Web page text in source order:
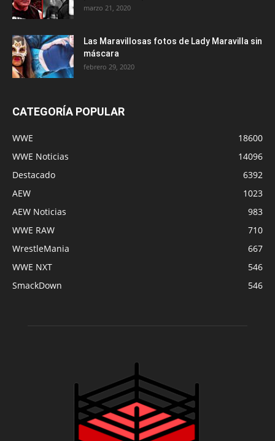
marzo 21, 2020
Las Maravillosas fotos de Lady Maravilla sin
máscara
febrero 29, 2020
CATEGORÍA POPULAR
WWE
18600
WWE Noticias
14096
Destacado
6392
AEW
1023
AEW Noticias
983
WWE RAW
710
WrestleMania
667
WWE NXT
546
SmackDown
546